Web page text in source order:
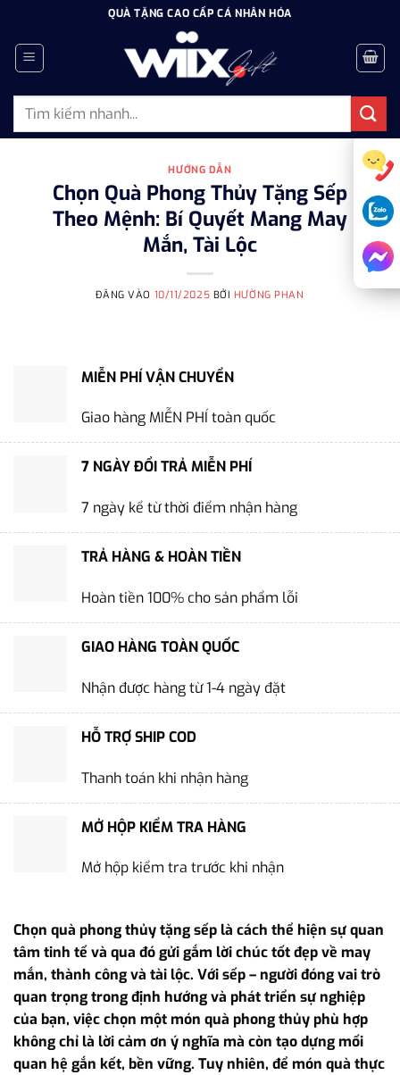
dung
QUÀ TẶNG CAO CẤP CÁ NHÂN HÓA
Tìm
HƯỚNG DẪN
Chọn Quà Phong Thủy Tặng Sếp
Theo Mệnh: Bí Quyết Mang May
Mắn, Tài Lộc
ĐĂNG VÀO 10/11/2025 BỞI HƯỜNG PHAN
MIỄN PHÍ VẬN CHUYỂN
Giao hàng MIỄN PHÍ toàn quốc
7 NGÀY ĐỔI TRẢ MIỄN PHÍ
7 ngày kể từ thời điểm nhận hàng
TRẢ HÀNG & HOÀN TIỀN
Hoàn tiền 100% cho sản phẩm lỗi
GIAO HÀNG TOÀN QUỐC
Nhận được hàng từ 1-4 ngày đặt
HỖ TRỢ SHIP COD
Thanh toán khi nhận hàng
MỞ HỘP KIỂM TRA HÀNG
Mở hộp kiểm tra trước khi nhận
Chọn quà phong thủy tặng sếp là cách thể hiện sự quan
tâm tinh tế và qua đó gửi gắm lời chúc tốt đẹp về may
mắn, thành công và tài lộc. Với sếp – người đóng vai trò
quan trọng trong định hướng và phát triển sự nghiệp
của bạn, việc chọn một món quà phong thủy phù hợp
không chỉ là lời cảm ơn ý nghĩa mà còn tạo dựng mối
quan hệ gắn kết, bền vững. Tuy nhiên, để món quà thực